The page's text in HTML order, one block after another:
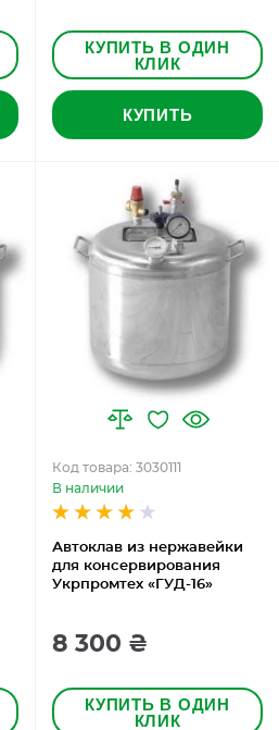
КУПИТЬ В ОДИН
КЛИК
КУПИТЬ
Автоклав из нержавейки
для консервирования
Укрпромтех «ГУД-16»
Код товара: 3030111
В наличии
8 300 ₴
КУПИТЬ В ОДИН
КЛИК